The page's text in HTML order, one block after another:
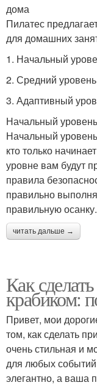
дома
Пилатес
для домашних
1. Начальный
2. Средний уровень
3. Адаптивный
Начальный уровень
Начальный
кто только
уровне вам будут
правила
правильно
правильную осанку.
читать дальше →
Как
крабиком:
Привет, мои
том, как сделать
очень стильная и
для любых
элегантно, а ваша